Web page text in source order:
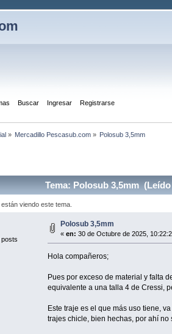
Buscar Ingresar Registrarse
» Mercadillo Pescasub.com » Polosub 3,5mm
Tema: Polosub 3,5mm (Leído
viendo este tema.
Polosub 3,5mm
«en: 30 de Octubre de 2025,
Hola compañeros;
Pues por exceso de material y falta
equivalente a una talla 4 de Cressi,
Este traje es el que más uso tiene,
trajes chicle, bien hechas, por ahí